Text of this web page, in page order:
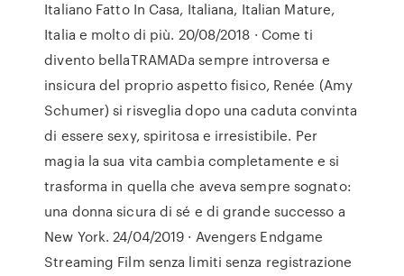
Italiano Fatto In Casa, Italiana, Italian Mature,
Italia e molto di più. 20/08/2018 · Come ti
divento bellaTRAMADa sempre introversa e
insicura del proprio aspetto fisico, Renée (Amy
Schumer) si risveglia dopo una caduta convinta
di essere sexy, spiritosa e irresistibile. Per
magia la sua vita cambia completamente e si
trasforma in quella che aveva sempre sognato:
una donna sicura di sé e di grande successo a
New York. 24/04/2019 · Avengers Endgame
Streaming Film senza limiti senza registrazione